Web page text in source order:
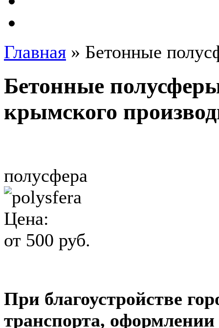
Главная » Бетонные
Бетонные
крымского
полусфера
Цена:
от 500 руб.
При благоустройстве
транспорта,